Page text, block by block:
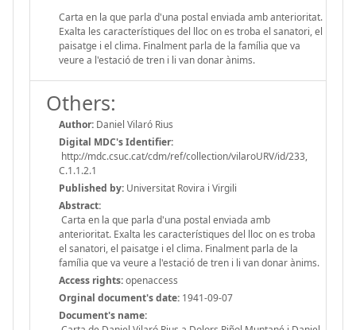
Carta en la que parla d'una postal enviada amb anterioritat.
Exalta les característiques del lloc on es troba el sanatori, el
paisatge i el clima. Finalment parla de la família que va
veure a l'estació de tren i li van donar ànims.
Others:
Author: Daniel Vilaró Rius
Digital MDC's Identifier:
http://mdc.csuc.cat/cdm/ref/collection/vilaroURV/id/233,
C.1.1.2.1
Published by: Universitat Rovira i Virgili
Abstract:
Carta en la que parla d'una postal enviada amb
anterioritat. Exalta les característiques del lloc on es troba
el sanatori, el paisatge i el clima. Finalment parla de la
família que va veure a l'estació de tren i li van donar ànims.
Access rights:openaccess
Orginal document's date: 1941-09-07
Document's name: